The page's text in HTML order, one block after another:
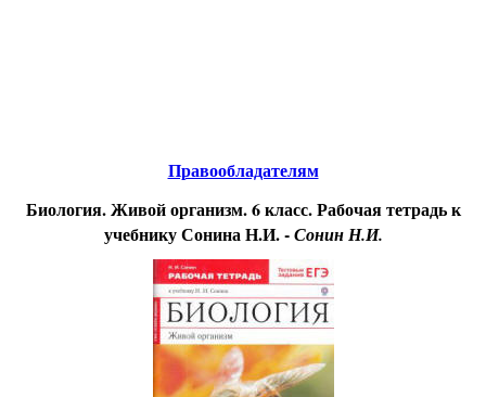
Правообладателям
Биология. Живой организм. 6 класс. Рабочая тетрадь к
учебнику Сонина Н.И. -Сонин Н.И.